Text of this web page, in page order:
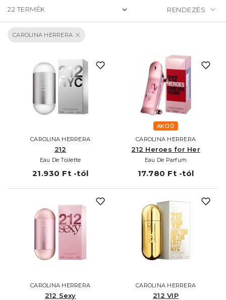
22 TERMÉK
CAROLINA HERRERA
CAROLINA HERRERA
212
Eau De Toilette
21.930 Ft -tól
AKCIÓ
CAROLINA HERRERA
212 Heroes for Her
Eau De Parfum
17.780 Ft -tól
CAROLINA HERRERA
212 Sexy
CAROLINA HERRERA
212 VIP